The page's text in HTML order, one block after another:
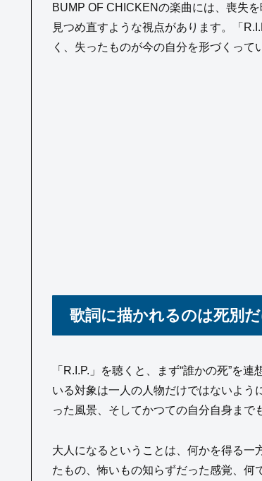
BUMP OF CHICKENの楽曲には、喪失
見つめ直すような視点があります。「
く、失ったものが今の自分を形づくって
歌詞に描かれるのは死別
「R.I.P.」を聴くと、まず“誰かの死”を
いる対象は一人の人物だけではないよう
った風景、そしてかつての自分自身まで
大人になるということは、何かを得る一
たもの、怖いもの知らずだった感覚、何